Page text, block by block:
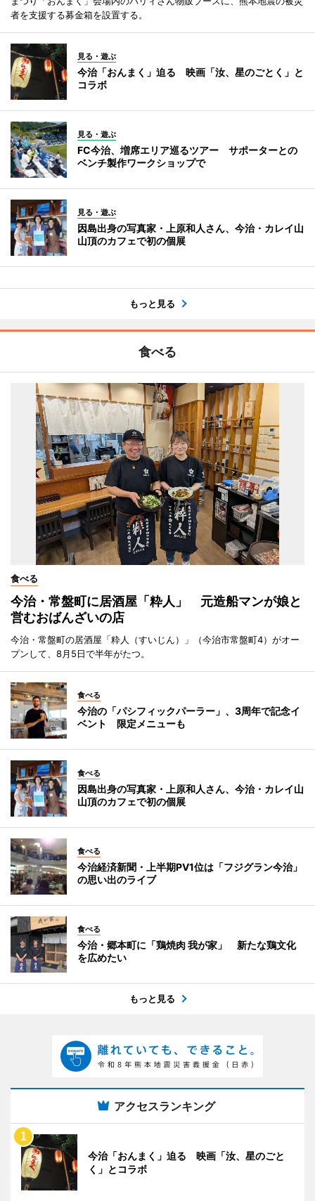
者を支援する募金箱を設置する。
見る・遊ぶ
今治「おんまく」迫る 映画「汝、星のごとく」と
コラボ
見る・遊ぶ
FC今治、増席エリア巡るツアー サポーターとの
ベンチ製作ワークショップで
見る・遊ぶ
因島出身の写真家・上原和人さん、今治・カレイ山
山頂のカフェで初の個展
もっと見る
食べる
食べる
今治・常盤町に居酒屋「粋人」 元造船マンが娘と
営むおばんざいの店
今治・常盤町の居酒屋「粋人（すいじん）」（今治市常盤町4）がオー
プンして、8月5日で半年がたつ。
食べる
今治の「パシフィックパーラー」、3周年で記念イ
ベント 限定メニューも
食べる
因島出身の写真家・上原和人さん、今治・カレイ山
山頂のカフェで初の個展
食べる
今治経済新聞・上半期PV1位は「フジグラン今治」
の思い出のライブ
食べる
今治・郷本町に「鶏焼肉 我が家」 新たな鶏文化
を広めたい
もっと見る
アクセスランキング
今治「おんまく」迫る 映画「汝、星のごと
く」とコラボ